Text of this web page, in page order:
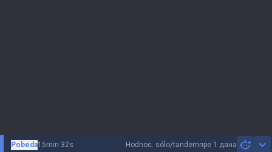
Hodnoc. sólo/tandemпре 1 дана
Pobeda15min 32s